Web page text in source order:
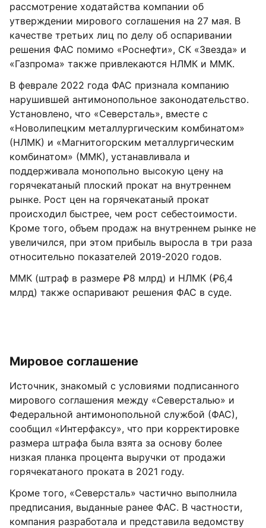
рассмотрение ходатайства компании об
утверждении мирового соглашения на 27 мая. В
качестве третьих лиц по делу об оспаривании
решения ФАС помимо «Роснефти», СК «Звезда» и
«Газпрома» также привлекаются НЛМК и ММК.
В феврале 2022 года ФАС признала компанию
нарушившей антимонопольное законодательство.
Установлено, что «Северсталь», вместе с
«Новолипецким металлургическим комбинатом»
(НЛМК) и «Магнитогорским металлургическим
комбинатом» (ММК), устанавливала и
поддерживала монопольно высокую цену на
горячекатаный плоский прокат на внутреннем
рынке. Рост цен на горячекатаный прокат
происходил быстрее, чем рост себестоимости.
Кроме того, объем продаж на внутреннем рынке не
увеличился, при этом прибыль выросла в три раза
относительно показателей 2019-2020 годов.
ММК (штраф в размере ₽8 млрд) и НЛМК (₽6,4
млрд) также оспаривают решения ФАС в суде.
Мировое соглашение
Источник, знакомый с условиями подписанного
мирового соглашения между «Северсталью» и
Федеральной антимонопольной службой (ФАС),
сообщил «Интерфаксу», что при корректировке
размера штрафа была взята за основу более
низкая планка процента выручки от продажи
горячекатаного проката в 2021 году.
Кроме того, «Северсталь» частично выполнила
предписания, выданные ранее ФАС. В частности,
компания разработала и представила ведомству